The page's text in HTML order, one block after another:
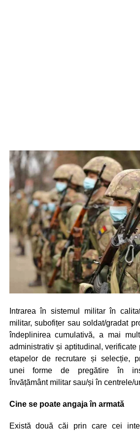
Intrarea în sistemul militar în
militar, subofițer sau soldat/gradat
îndeplinirea cumulativă, a mai
administrativ și aptitudinal, verificate
etapelor de recrutare și selecție,
unei forme de pregătire în
învățământ militar sau/și în centrele/
Cine se poate angaja în armată
Există două căi prin care cei